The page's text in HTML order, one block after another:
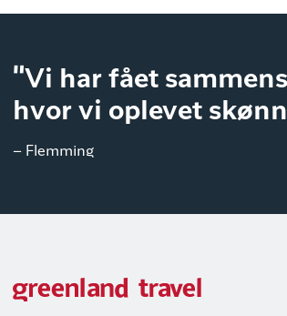
"Vi har fået
hvor vi oplevet
– Flemming